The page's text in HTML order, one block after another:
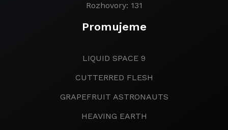
Rozhovory: 131
Promujeme
LIQUID SPACE 9
CUTTERRED FLESH
GRAPEFRUIT ASTRONAUTS
HEAVING EARTH